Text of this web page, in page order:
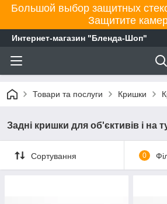
Большой выбор защитных
Защитите
Интернет-магазин "Бленда-Шоп"
Товари та послуги Кришки
Задні кришки для об'єктивів і на
Сортування 0